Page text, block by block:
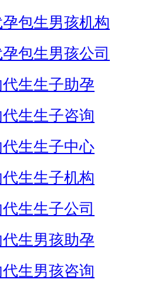
包生男孩机构
包生男孩公司
代生生子助孕
代生生子咨询
代生生子中心
代生生子机构
代生生子公司
代生男孩助孕
代生男孩咨询